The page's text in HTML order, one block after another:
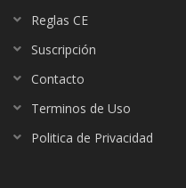
Reglas CE
Suscripción
Contacto
Terminos de Uso
Politica de Privacidad